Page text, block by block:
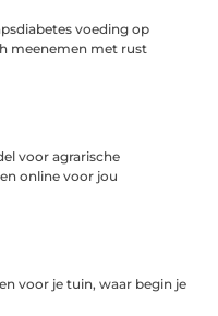
voeding op
meenemen met rust
voor agrarische
online voor jou
voor je tuin, waar begin je